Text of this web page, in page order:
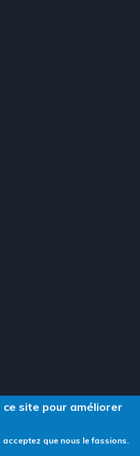
- Neweb Creations
site pour améliorer
que nous le fassions.